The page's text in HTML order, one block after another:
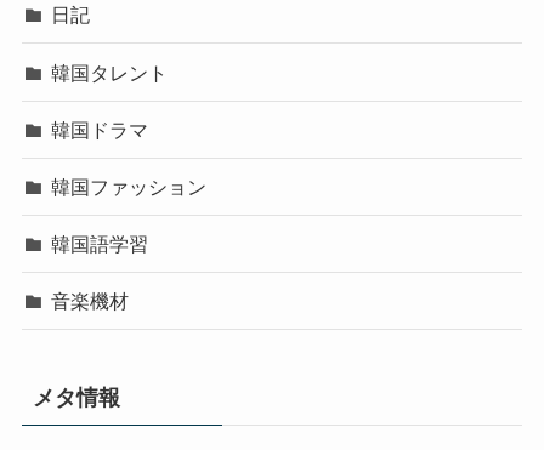
日記
韓国タレント
韓国ドラマ
韓国ファッション
韓国語学習
音楽機材
メタ情報